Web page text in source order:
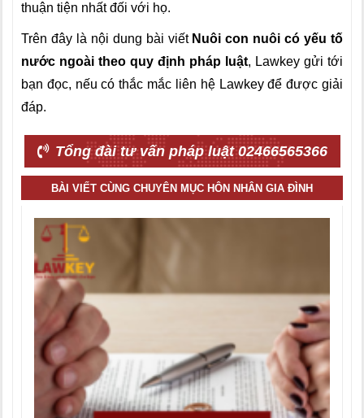
thuận tiện nhất đối với họ.
Trên đây là nội dung bài viết Nuôi con nuôi có yếu tố
nước ngoài theo quy định pháp luật, Lawkey gửi tới
bạn đọc, nếu có thắc mắc liên hệ Lawkey để được giải
đáp.
Tổng đài tư vấn pháp luật 02466565366
BÀI VIẾT CÙNG CHUYÊN MỤC HÔN NHÂN GIA ĐÌNH